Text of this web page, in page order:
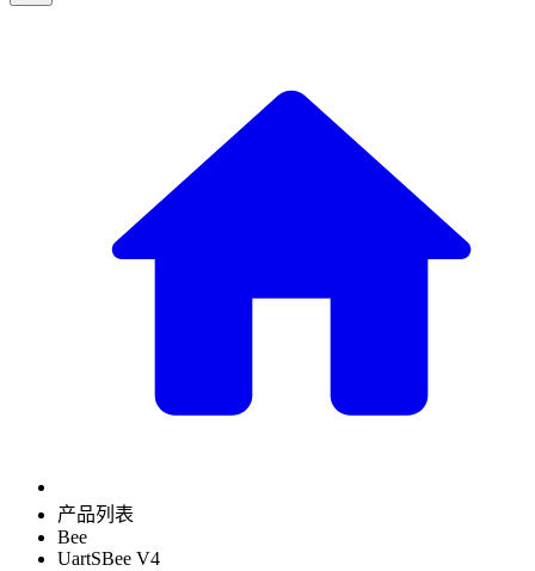
产品列表
Bee
UartSBee V4